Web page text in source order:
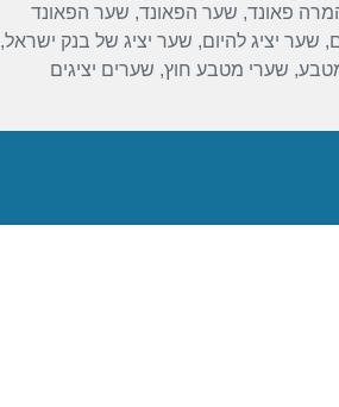
פאונד, שער הפאונד, שער הפאונד
, שער יציג להיום, שער יציג של בנק ישראל,
, שערי מטבע חוץ, שערים יציגים